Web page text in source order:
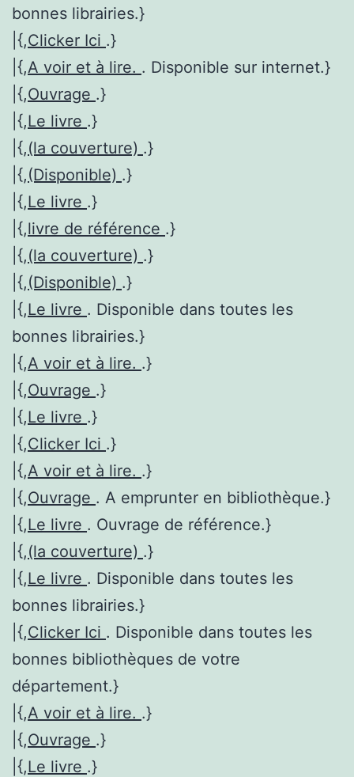
bonnes librairies.}
|{,Clicker Ici .}
|{,A voir et à lire. . Disponible sur internet.}
|{,Ouvrage .}
|{,Le livre .}
|{,(la couverture) .}
|{,(Disponible) .}
|{,Le livre .}
|{,livre de référence .}
|{,(la couverture) .}
|{,(Disponible) .}
|{,Le livre . Disponible dans toutes les
bonnes librairies.}
|{,A voir et à lire. .}
|{,Ouvrage .}
|{,Le livre .}
|{,Clicker Ici .}
|{,A voir et à lire. .}
|{,Ouvrage . A emprunter en bibliothèque.}
|{,Le livre . Ouvrage de référence.}
|{,(la couverture) .}
|{,Le livre . Disponible dans toutes les
bonnes librairies.}
|{,Clicker Ici . Disponible dans toutes les
bonnes bibliothèques de votre
département.}
|{,A voir et à lire. .}
|{,Ouvrage .}
|{,Le livre .}